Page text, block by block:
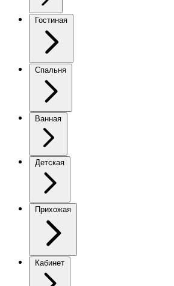
Гостиная
Спальня
Ванная
Детская
Прихожая
Кабинет